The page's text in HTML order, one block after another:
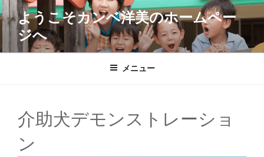
コ
ン
ン
ようこそカンベ洋美のホームペー
ジへ
メニュー
介助犬デモンストレーショ
ン